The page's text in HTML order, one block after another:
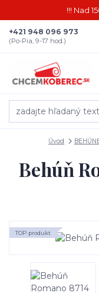
!!! Nad
+421 948 096 973
(Po-Pia, 9-17 hod.)
Úvod
Behúň
TOP produkt